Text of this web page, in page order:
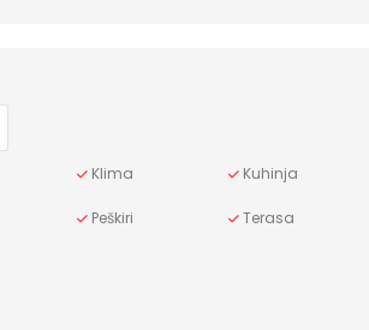
Klima Kuhinja
Peškiri Terasa